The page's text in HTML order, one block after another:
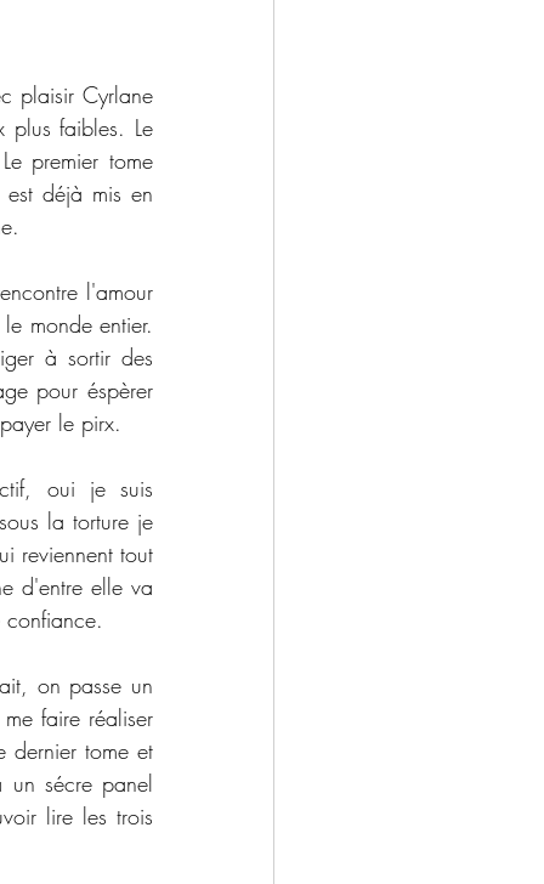
plaisir Cyrlane
plus faibles. Le
premier tome
déjà mis en
l'amour
monde entier.
à sortir des
pour éspèrer
le pirx.
oui je suis
la torture je
reviennent tout
d'entre elle va
on passe un
faire réaliser
dernier tome et
sécre panel
lire les trois